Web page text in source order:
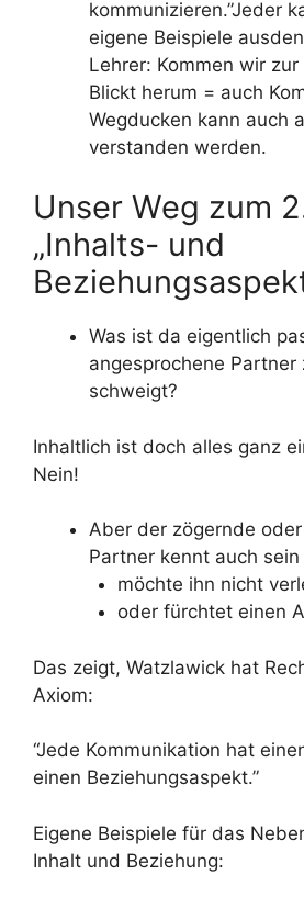
kommunizieren.”Jeder
eigene Beispiele
Lehrer: Kommen wir
Blickt herum = auch
Wegducken kann auch
verstanden werden.
Unser Weg zum
„Inhalts- und
Was ist da eigentlich
angesprochene
schweigt?
Inhaltlich ist doch alles ganz
Nein!
Aber der zögernde
Partner kennt auch
möchte ihn nicht
oder fürchtet einen
Das zeigt, Watzlawick hat
Axiom:
“Jede Kommunikation hat
einen Beziehungsaspekt.”
Eigene Beispiele für das
Inhalt und Beziehung: